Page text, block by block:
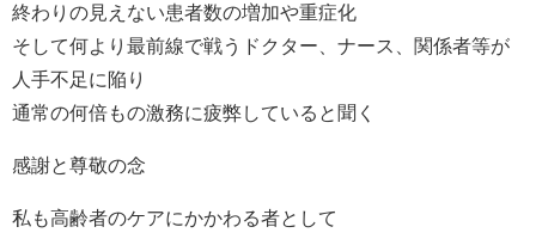
終わりの見えない患者数の増加や重症化
そして何より最前線で戦うドクター、ナース、関係者等が
人手不足に陥り
通常の何倍もの激務に疲弊していると聞く
感謝と尊敬の念
私も高齢者のケアにかかわる者として